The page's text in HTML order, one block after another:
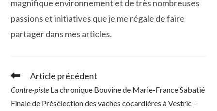
magnifique environnement et de très nombreuses
passions et initiatives que je me régale de faire
partager dans mes articles.
Read
articles
Article précédent
Contre-piste La chronique Bouvine de Marie-France Sabatié
Finale de Présélection des vaches cocardières à Vestric –